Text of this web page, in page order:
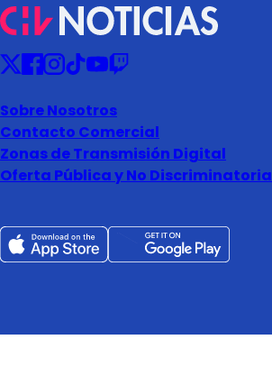
Sobre Nosotros
Contacto Comercial
Zonas de Transmisión Digital
Oferta Pública y No Discriminatoria